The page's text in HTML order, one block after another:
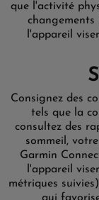
que l'activité
changements
l'appareil
Consignez des
tels que la
consultez des
sommeil,
Garmin
l'appareil
métriques